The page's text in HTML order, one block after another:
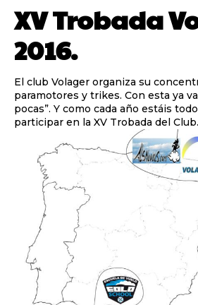
XV Trobada
2016.
El club Volager organiza su
paramotores y trikes. Con esta ya
pocas”. Y como cada año estáis
participar en la XV Trobada del Club.